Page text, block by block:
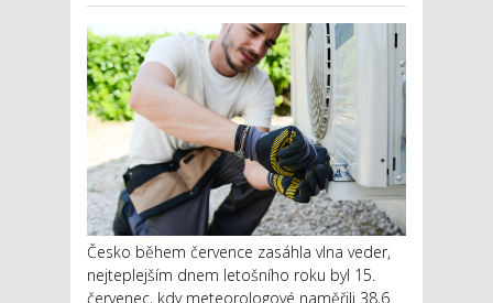
Česko během července zasáhla vlna veder,
nejteplejším dnem letošního roku byl 15.
červenec, kdy meteorologové naměřili 38,6